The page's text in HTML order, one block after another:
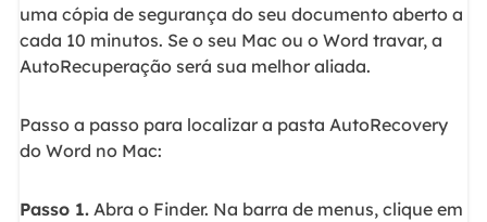
uma cópia de segurança do seu documento aberto a
cada 10 minutos. Se o seu Mac ou o Word travar, a
AutoRecuperação será sua melhor aliada.
Passo a passo para localizar a pasta AutoRecovery
do Word no Mac:
Passo 1.Abra o Finder. Na barra de menus, clique em